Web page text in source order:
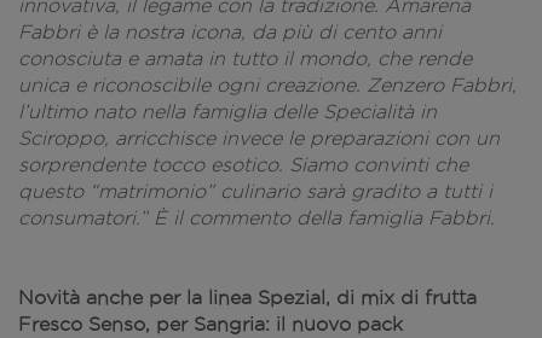
innovativa, il legame con la tradizione. Amarena
Fabbri è la nostra icona, da più di cento anni
conosciuta e amata in tutto il mondo, che rende
unica e riconoscibile ogni creazione. Zenzero Fabbri,
l’ultimo nato nella famiglia delle Specialità in
Sciroppo, arricchisce invece le preparazioni con un
sorprendente tocco esotico. Siamo convinti che
questo “matrimonio” culinario sarà gradito a tutti i
consumatori.” È il commento della famiglia Fabbri.
Novità anche per la linea Spezial, di mix di frutta
Fresco Senso, per Sangria: il nuovo pack